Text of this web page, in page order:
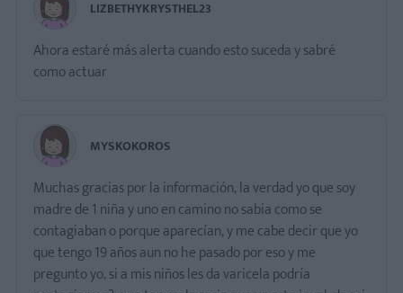
LIZBETHYKRYSTHEL23
Ahora estaré más alerta cuando esto suceda y sabré
como actuar
MYSKOKOROS
Muchas gracias por la información, la verdad yo que soy
madre de 1 niña y uno en camino no sabia como se
contagiaban o porque aparecían, y me cabe decir que yo
que tengo 19 años aun no he pasado por eso y me
pregunto yo, si a mis niños les da varicela podría